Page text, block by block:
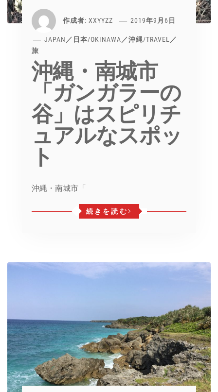
作成者: XXYYZZ 2019年9月6日
JAPAN／日本/OKINAWA／沖縄/TRAVEL／
旅
沖縄・南城市
「ガンガラーの
谷」はスピリチ
ュアルなスポッ
ト
沖縄・南城市「
続きを読む